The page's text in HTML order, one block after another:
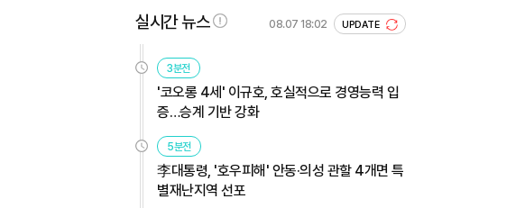
실시간 뉴스 08.07 18:02 UPDATE
3분전
'코오롱 4세' 이규호, 호실적으로 경영능력 입
증…승계 기반 강화
5분전
李대통령, '호우피해' 안동·의성 관할 4개면 특
별재난지역 선포